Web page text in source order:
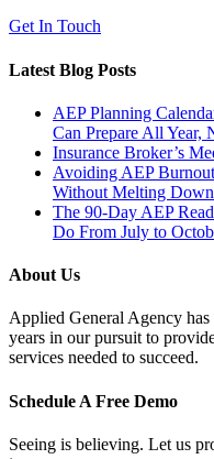
Get In Touch
Latest Blog Posts
AEP Planning
Can Prepare All Year,
Insurance Broker’s
Avoiding AEP
Without Melting Down
The 90-Day AEP
Do From July to
About Us
Applied General Agency
years in our pursuit to
services needed to succeed.
Schedule A Free Demo
Seeing is believing. Let us